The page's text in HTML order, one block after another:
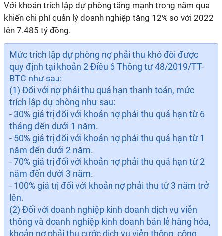
Với khoản trích lập dự phòng tăng mạnh trong năm qua
khiến chi phí quản lý doanh nghiệp tăng 12% so với 2022
lên 7.485 tỷ đồng.
Mức trích lập dự phòng nợ phải thu khó đòi được
quy định tại khoản 2 Điều 6 Thông tư 48/2019/TT-
BTC như sau:
(1) Đối với nợ phải thu quá hạn thanh toán, mức
trích lập dự phòng như sau:
- 30% giá trị đối với khoản nợ phải thu quá hạn từ 6
tháng đến dưới 1 năm.
- 50% giá trị đối với khoản nợ phải thu quá hạn từ 1
năm đến dưới 2 năm.
- 70% giá trị đối với khoản nợ phải thu quá hạn từ 2
năm đến dưới 3 năm.
- 100% giá trị đối với khoản nợ phải thu từ 3 năm trở
lên.
(2) Đối với doanh nghiệp kinh doanh dịch vụ viễn
thông và doanh nghiệp kinh doanh bán lẻ hàng hóa,
khoản nợ phải thu cước dịch vụ viễn thông, công